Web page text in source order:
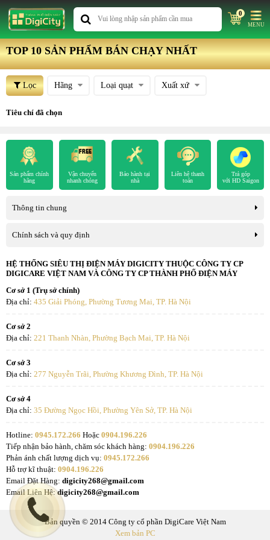
0
MENU
TOP 10 SẢN PHẨM BÁN CHẠY NHẤT
Lọc Hãng Loại quạt Xuất xứ
Tiêu chí đã chọn
Sản phẩm chính
hãng
Vận chuyển
nhanh chóng
Bảo hành tại
nhà
Liên hệ thanh
toán
Trả góp
với HD Saigon
Thông tin chung
Chính sách và quy định
HỆ THỐNG SIÊU THỊ ĐIỆN MÁY DIGICITY THUỘC CÔNG TY CP
DIGICARE VIỆT NAM VÀ CÔNG TY CP THÀNH PHỐ ĐIỆN MÁY
Cơ sở 1 (Trụ sở chính)
Địa chỉ: 435 Giải Phóng, Phường Tương Mai, TP. Hà Nội
Cơ sở 2
Địa chỉ: 221 Thanh Nhàn, Phường Bạch Mai, TP. Hà Nội
Cơ sở 3
Địa chỉ: 277 Nguyễn Trãi, Phường Khương Đình, TP. Hà Nội
Cơ sở 4
Địa chỉ: 35 Đường Ngọc Hồi, Phường Yên Sở, TP. Hà Nội
Hotline: 0945.172.266 Hoặc 0904.196.226
Tiếp nhận bảo hành, chăm sóc khách hàng: 0904.196.226
Phản ánh chất lượng dịch vụ: 0945.172.266
Hỗ trợ kĩ thuật: 0904.196.226
Email Đặt Hàng: digicity268@gmail.com
Email Liên Hệ:digicity268@gmail.com
Bản quyền © 2014 Công ty cổ phần DigiCare Việt Nam
Xem bản PC